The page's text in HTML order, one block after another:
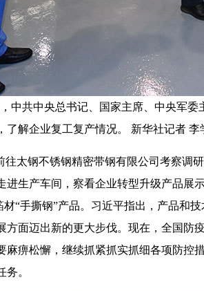
中共中央总书记、国家主席、中央军
了解企业复工复产情况。 新华社记者 李
往太钢不锈钢精密带钢有限公司考察调
进生产车间，察看企业转型升级产品展
材“手撕钢”产品。习近平指出，产品和
方面迈出新的更大步伐。现在，全国防
麻痹松懈，继续抓紧抓实抓细各项防控
务。